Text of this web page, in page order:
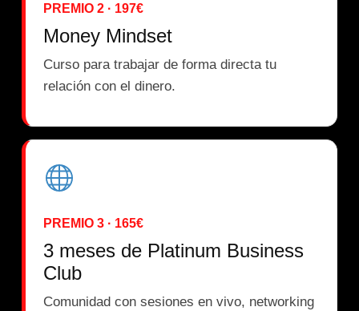
PREMIO 2 · 197€
Money Mindset
Curso para trabajar de forma directa tu
relación con el dinero.
PREMIO 3 · 165€
3 meses de Platinum Business
Club
Comunidad con sesiones en vivo, networking